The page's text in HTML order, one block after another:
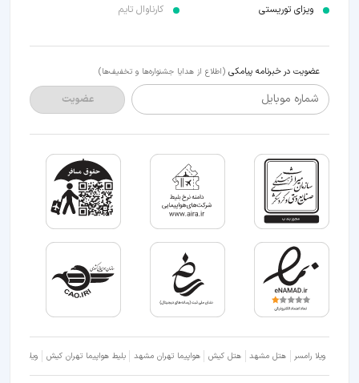
ویزای توریستی
کارناوال تایم
عضویت در خبرنامه پیامکی (اطلاع از هدایا جشنواره‌ها و تخفیف‌ها)
شماره موبایل عضویت
ویلا رامسر هتل مشهد هتل کیش هواپیما تهران مشهد بلیط هواپیما تهران کیش ویلا شمال